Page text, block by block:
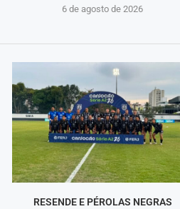
6 de agosto de 2026
RESENDE E PÉROLAS NEGRAS